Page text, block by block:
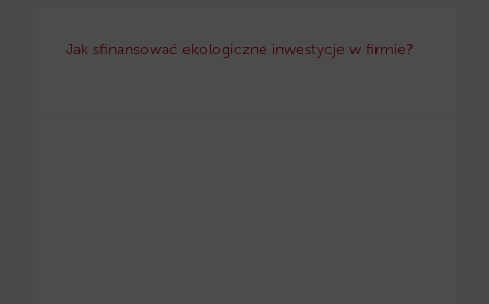
Jak sfinansować ekologiczne inwestycje w firmie?